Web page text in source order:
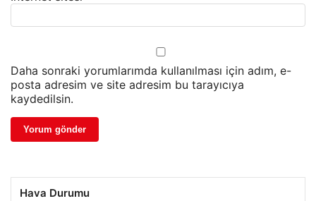
Daha sonraki yorumlarımda kullanılması için adım, e-
posta adresim ve site adresim bu tarayıcıya
kaydedilsin.
Hava Durumu